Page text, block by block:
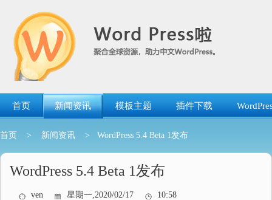
首页 新闻资讯 模板主题 插件下载
首页 > 新闻资讯 > WordPress 5.4 Beta 1发布
WordPress 5.4 Beta 1发布
ven 星期一,2020/02/17 10:58